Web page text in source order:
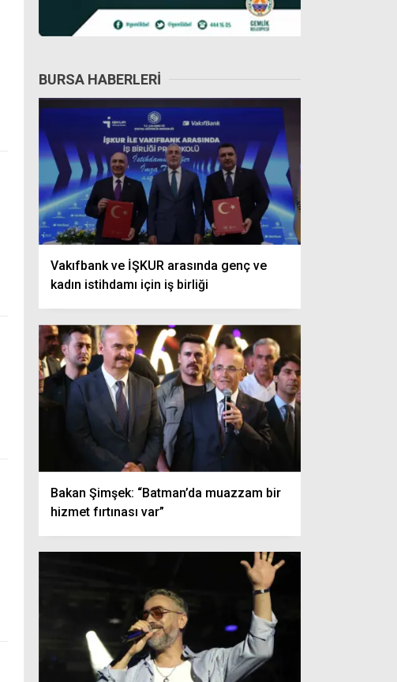
BURSA HABERLERI
Vakıfbank ve İŞKUR arasında genç ve
kadın istihdamı için iş birliği
Bakan Şimşek: “Batman’da muazzam bir
hizmet fırtınası var”